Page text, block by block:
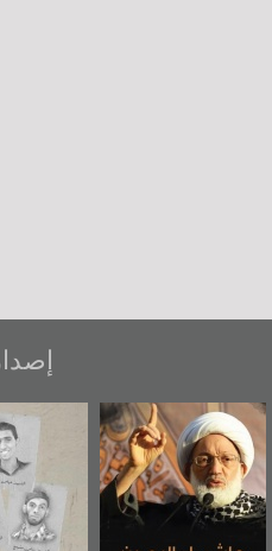
عاشوراء البحرين...
ويكيليكس السفارة
الأمريكية